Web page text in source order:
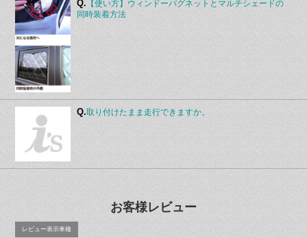
Q. 【使い方】ウィンドーバグネットとマルチシェードの
同時装着方法
Q.取り付けたまま走行できますか。
お客様レビュー
レビュー表示車種